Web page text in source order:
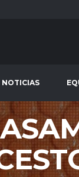
NOTICIAS